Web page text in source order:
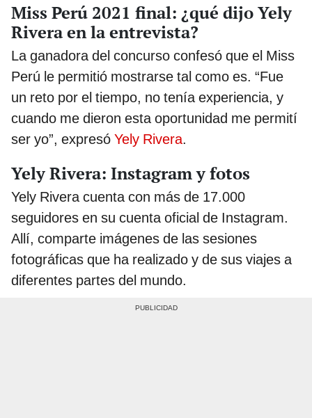
Miss Perú 2021 final: ¿qué dijo Yely
Rivera en la entrevista?
La ganadora del concurso confesó que el Miss
Perú le permitió mostrarse tal como es. “Fue
un reto por el tiempo, no tenía experiencia, y
cuando me dieron esta oportunidad me permití
ser yo”, expresó Yely Rivera.
Yely Rivera: Instagram y fotos
Yely Rivera cuenta con más de 17.000
seguidores en su cuenta oficial de Instagram.
Allí, comparte imágenes de las sesiones
fotográficas que ha realizado y de sus viajes a
diferentes partes del mundo.